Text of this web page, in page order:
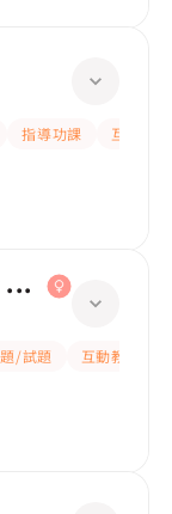
指導功課
互動教學
英國語文
/試題 互動教學